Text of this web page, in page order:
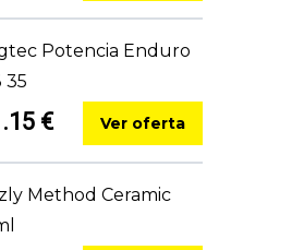
Potencia Enduro
35
€ Ver oferta
Method Ceramic